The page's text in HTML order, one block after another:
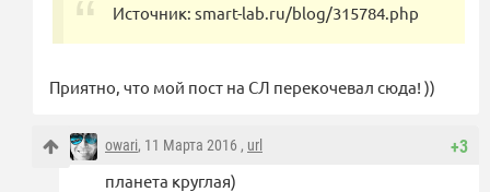
Источник: smart-lab.ru/blog/315784.php
Приятно, что мой пост на СЛ перекочевал сюда! ))
+3
owari, 11 Марта 2016 , url
планета круглая)